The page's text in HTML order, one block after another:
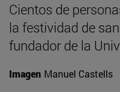
Cientos de
la festividad de
fundador de la
Imagen Manuel Castells